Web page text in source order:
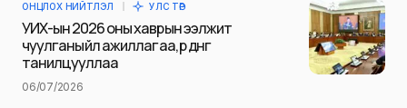
ОНЦЛОХ НИЙТЛЭЛ УЛС ТӨР
УИХ-ын 2026 оны хаврын ээлжит
чуулганы үйл ажиллагаа, үр дүнг
танилцууллаа
06/07/2026